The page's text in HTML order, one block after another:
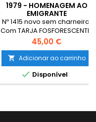
1979 - HOMENAGEM AO
EMIGRANTE
Nº 1415 novo sem charneira.
Com TARJA FOSFORESCENTE.
Exemplar em boas
condições.
Preço
45,00 €
 Adicionar ao carrinho
 Disponível